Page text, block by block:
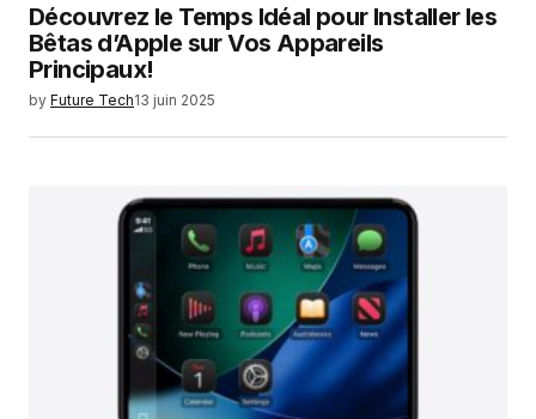
Découvrez le Temps Idéal pour Installer les
Bêtas d’Apple sur Vos Appareils
Principaux!
by Future Tech13 juin 2025